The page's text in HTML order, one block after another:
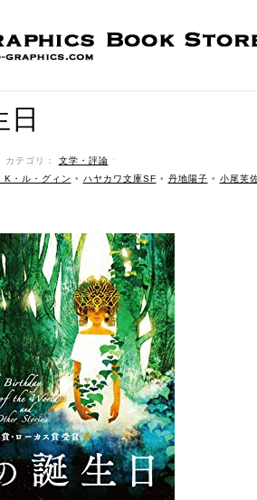
日
テゴリ： 文学・評論 ˑ
K・ル・グィン • ハヤカワ文庫SF • 丹地陽子 • 小尾芙